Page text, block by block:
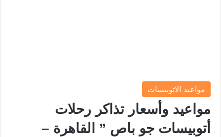
مواعيد الاتوبيسات
مواعيد وأسعار تذاكر رحلات
أتوبيسات جو باص ” القاهرة –